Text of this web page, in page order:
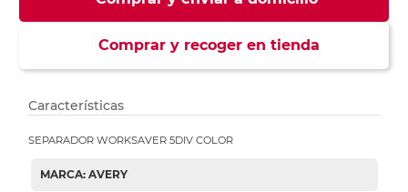
Comprar y recoger en tienda
Características
SEPARADOR WORKSAVER 5DIV COLOR
MARCA: AVERY